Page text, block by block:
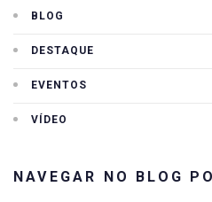
BLOG
DESTAQUE
EVENTOS
VÍDEO
NAVEGAR NO BLOG